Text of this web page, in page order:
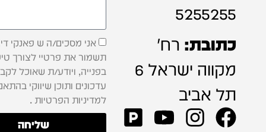
5255255
כתובת: רח'
מקווה ישראל 6
תל אביב
אני מסכים/ה ש פאנקי
תשמור את פרטיי לצורך
בפנייה, ויודע/ת שאוכל
עדכונים ותוכן שיווקי
למדיניות הפרטיות .
שליחה